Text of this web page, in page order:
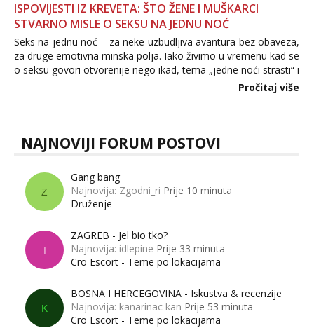
ISPOVIJESTI IZ KREVETA: ŠTO ŽENE I MUŠKARCI
STVARNO MISLE O SEKSU NA JEDNU NOĆ
Seks na jednu noć – za neke uzbudljiva avantura bez obaveza,
za druge emotivna minska polja. Iako živimo u vremenu kad se
o seksu govori otvorenije nego ikad, tema „jedne noći strasti“ i
dalje izaziva burne rasprave. Što zapravo misle žene, a što
Pročitaj više
NAJNOVIJI FORUM POSTOVI
Z
Gang bang
Najnovija: Zgodni_ri Prije 10 minuta
Druženje
I
ZAGREB - Jel bio tko?
Najnovija: idlepine Prije 33 minuta
Cro Escort - Teme po lokacijama
K
BOSNA I HERCEGOVINA - Iskustva & recenzije
Najnovija: kanarinac kan Prije 53 minuta
Cro Escort - Teme po lokacijama